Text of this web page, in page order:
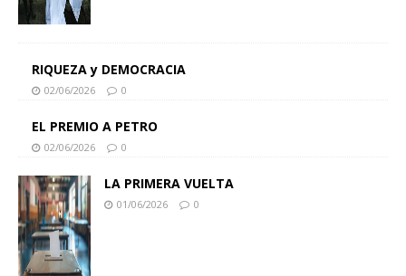
RIQUEZA y DEMOCRACIA
02/06/2026 0
EL PREMIO A PETRO
02/06/2026 0
LA PRIMERA VUELTA
01/06/2026 0